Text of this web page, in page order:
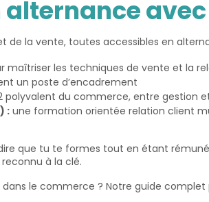
avec
de la vente, toutes accessibles en
maîtriser les techniques de vente et la
un poste d’encadrement
polyvalent du commerce, entre gestion
: une formation orientée relation client
que tu te formes tout en étant
à la clé.
le commerce ? Notre guide